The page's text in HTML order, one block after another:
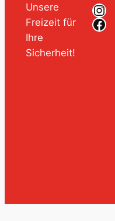
Unsere
Freizeit für
Ihre
Sicherheit!